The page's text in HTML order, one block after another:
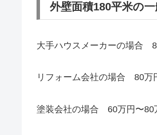
外壁面積180平米の
大手ハウスメーカーの場合
リフォーム会社の場合 80万
塗装会社の場合 60万円〜80